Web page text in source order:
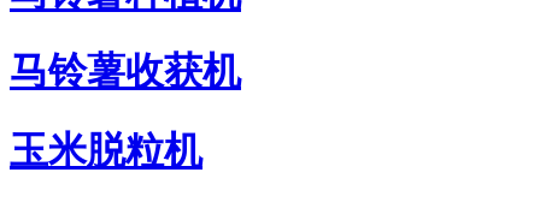
马铃薯收获机
玉米脱粒机